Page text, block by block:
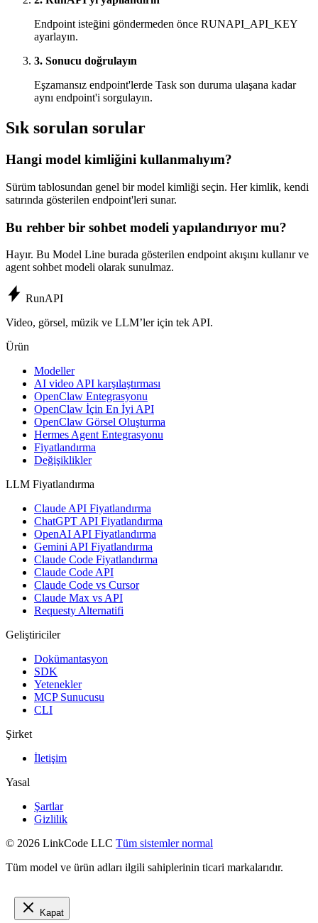
Endpoint isteğini göndermeden önce RUNAPI_API_KEY
ayarlayın.
3. Sonucu doğrulayın
Eşzamansız endpoint'lerde Task son duruma ulaşana kadar
aynı endpoint'i sorgulayın.
Sık sorulan sorular
Hangi model kimliğini kullanmalıyım?
Sürüm tablosundan genel bir model kimliği seçin. Her kimlik, kendi
satırında gösterilen endpoint'leri sunar.
Bu rehber bir sohbet modeli yapılandırıyor mu?
Hayır. Bu Model Line burada gösterilen endpoint akışını kullanır ve
agent sohbet modeli olarak sunulmaz.
RunAPI
Video, görsel, müzik ve LLM’ler için tek API.
Ürün
Modeller
AI video API karşılaştırması
OpenClaw Entegrasyonu
OpenClaw İçin En İyi API
OpenClaw Görsel Oluşturma
Hermes Agent Entegrasyonu
Fiyatlandırma
Değişiklikler
LLM Fiyatlandırma
Claude API Fiyatlandırma
ChatGPT API Fiyatlandırma
OpenAI API Fiyatlandırma
Gemini API Fiyatlandırma
Claude Code Fiyatlandırma
Claude Code API
Claude Code vs Cursor
Claude Max vs API
Requesty Alternatifi
Geliştiriciler
Dokümantasyon
SDK
Yetenekler
MCP Sunucusu
CLI
Şirket
İletişim
Yasal
Şartlar
Gizlilik
© 2026 LinkCode LLC Tüm sistemler normal
Tüm model ve ürün adları ilgili sahiplerinin ticari markalarıdır.
Kapat